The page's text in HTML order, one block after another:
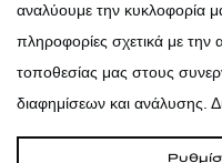
αναλύουμε την κυκλοφορία
πληροφορίες σχετικά με
τοποθεσίας μας στους
διαφημίσεων και ανάλυσης.